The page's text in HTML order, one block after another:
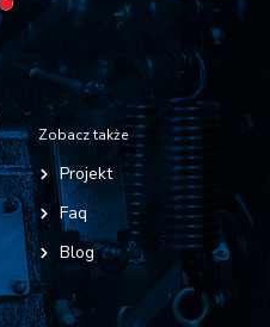
Zobacz także
Projekt
Faq
Blog